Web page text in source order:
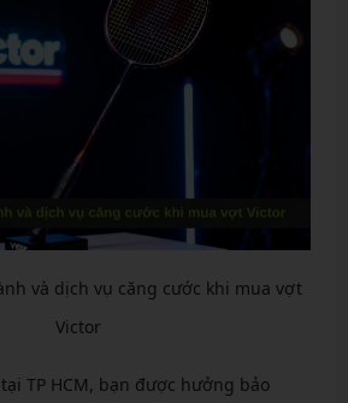
và dịch vụ căng cước khi mua vợt
Victor
TP HCM, bạn được hưởng bảo